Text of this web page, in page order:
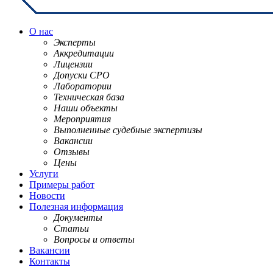
О нас
Эксперты
Аккредитации
Лицензии
Допуски СРО
Лаборатории
Техническая база
Наши объекты
Мероприятия
Выполненные судебные экспертизы
Вакансии
Отзывы
Цены
Услуги
Примеры работ
Новости
Полезная информация
Документы
Статьи
Вопросы и ответы
Вакансии
Контакты